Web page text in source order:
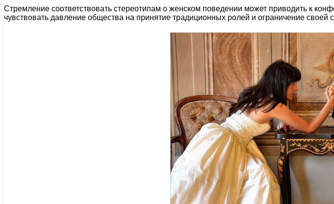
Стремление соответствовать стереотипам о женском поведении может приводить к
чувствовать давление общества на принятие традиционных ролей и ограничение своей